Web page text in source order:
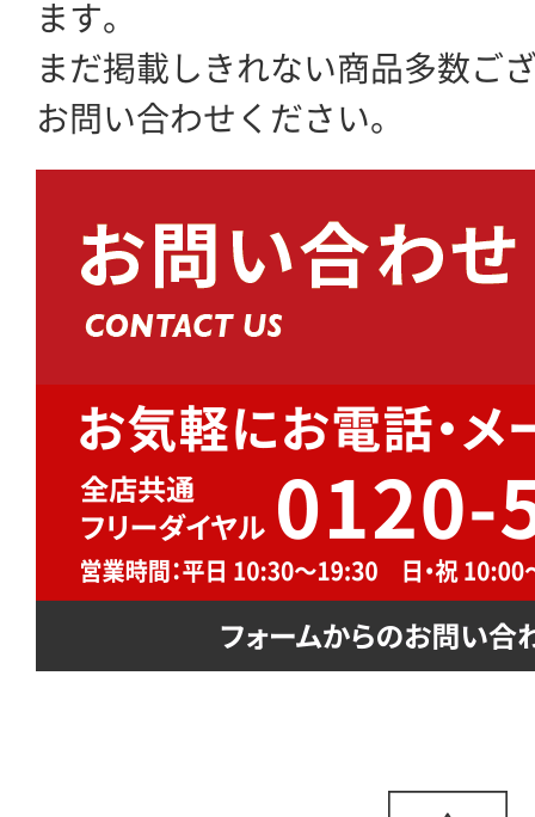
ます。
まだ掲載しきれない商品多数ご
お問い合わせください。